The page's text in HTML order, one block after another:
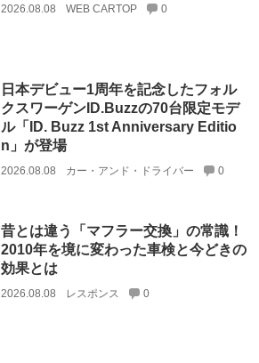
2026.08.08 WEB CARTOP 0
日本デビュー1周年を記念したフォル
クスワーゲンID.Buzzの70台限定モデ
ル「ID. Buzz 1st Anniversary Editio
n」が登場
2026.08.08 カー・アンド・ドライバー 0
昔とは違う「マフラー交換」の常識！
2010年を境に変わった車検と今どきの
効果とは
2026.08.08 レスポンス 0